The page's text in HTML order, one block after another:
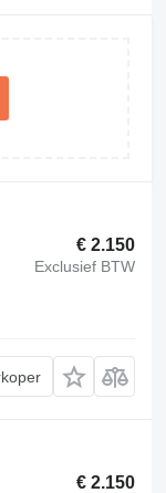
€ 2.150
Exclusief BTW
€ 2.150